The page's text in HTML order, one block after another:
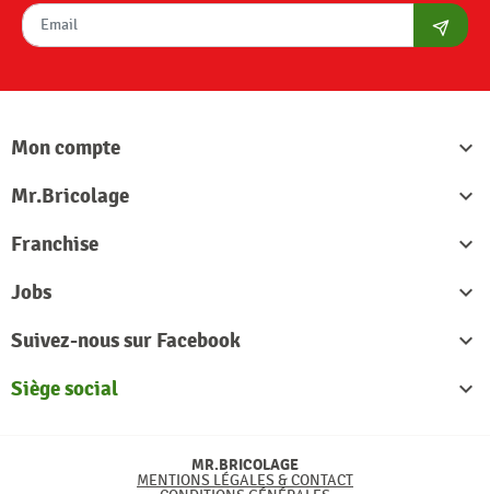
Mon compte

Mr.Bricolage

Franchise

Jobs

Suivez-nous sur Facebook

Siège social

MR.BRICOLAGE
MENTIONS LÉGALES & CONTACT